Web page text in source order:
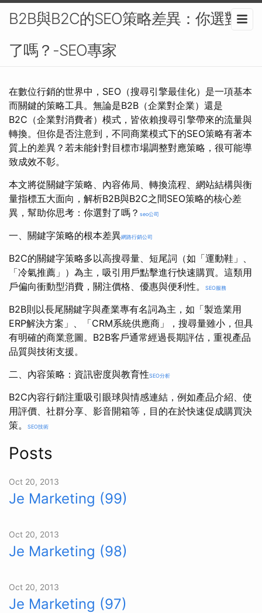
B2B與B2C的SEO策略差異：你選對
了嗎？-SEO專家
在數位行銷的世界中，SEO（搜尋引擎最佳化）是一項基本
而關鍵的策略工具。無論是B2B（企業對企業）還是
B2C（企業對消費者）模式，皆依賴搜尋引擎帶來的流量與
轉換。但你是否注意到，不同商業模式下的SEO策略有著本
質上的差異？若未能針對目標市場調整對應策略，很可能導
致成效不彰。
本文將從關鍵字策略、內容佈局、轉換流程、網站結構與衡
量指標五大面向，解析B2B與B2C之間SEO策略的核心差
異，幫助你思考：你選對了嗎？ seo公司
一、關鍵字策略的根本差異網路行銷公司
B2C的關鍵字策略多以高搜尋量、短尾詞（如「運動鞋」、
「冷氣推薦」）為主，吸引用戶點擊進行快速購買。這類用
戶偏向衝動型消費，關注價格、優惠與便利性。
SEO服務
B2B則以長尾關鍵字與產業專有名詞為主，如「製造業用
ERP解決方案」、「CRM系統供應商」，搜尋量雖小，但具
有明確的商業意圖。B2B客戶通常經過長期評估，重視產品
品質與技術支援。
二、內容策略：資訊密度與教育性SEO分析
B2C內容行銷注重吸引眼球與情感連結，例如產品介紹、使
用評價、社群分享、影音開箱等，目的在於快速促成購買決
策。
SEO技術
Posts
Oct 20, 2013
Je Marketing (99)
Oct 20, 2013
Je Marketing (98)
Oct 20, 2013
Je Marketing (97)